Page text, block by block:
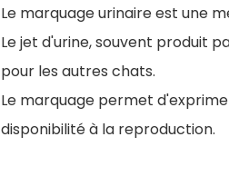
Le marquage urinaire est une
Le jet d'urine, souvent produit
pour les autres chats.
Le marquage permet
disponibilité à la reproduction.